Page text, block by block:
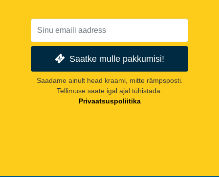
Saatke mulle pakkumisi!
Saadame ainult head kraami, mitte rämpsposti.
Tellimuse saate igal ajal tühistada.
Privaatsuspoliitika